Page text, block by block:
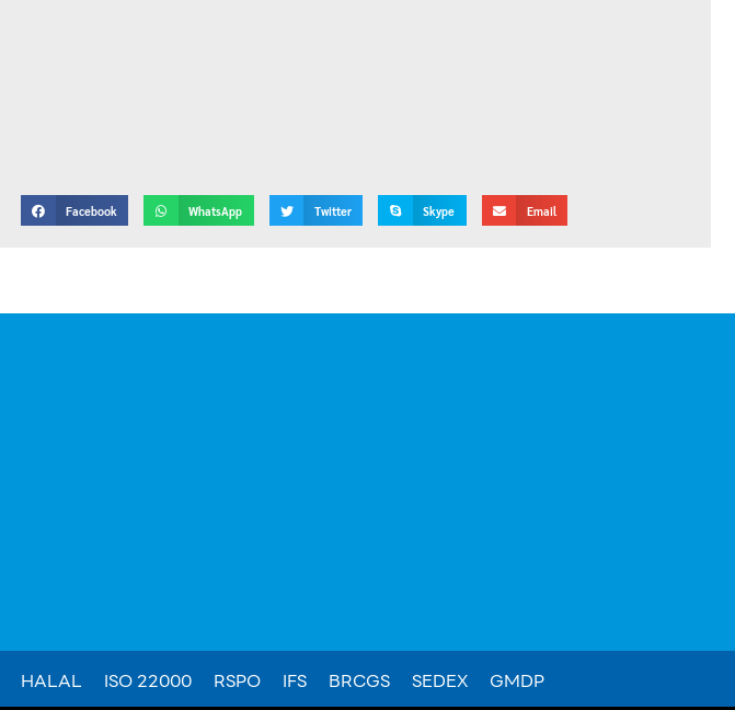
Facebook WhatsApp Twitter Skype Email
HALAL ISO 22000 RSPO IFS BRCGS SEDEX GMDP